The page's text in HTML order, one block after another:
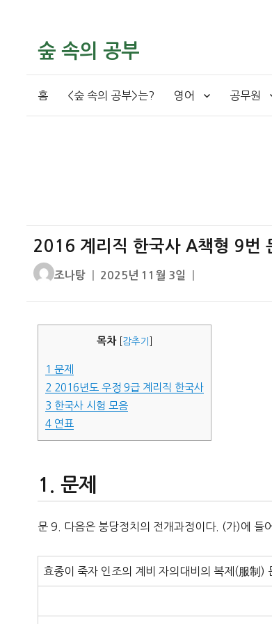
숲 속의 공부
홈 <숲 속의 공부>는? 영어 공무원
2016 계리직 한국사 A책형 9번
글
조나탕
작
자
2025년 11월 3일
목차 감추기
1 문제
2 2016년도 우정 9급 계리직 한국사
3 한국사 시험 모음
4 연표
문제
문 9. 다음은 붕당정치의 전개과정이다. (가)에 들
효종이 죽자 인조의 계비 자의대비의 복제(服制)